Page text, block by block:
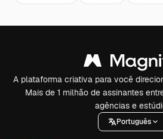
A plataforma criativa para você
Mais de 1 milhão de assinantes
agências e
Português